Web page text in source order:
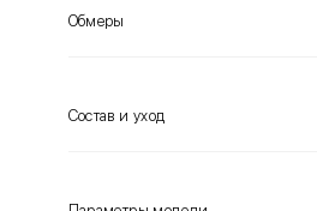
Обмеры
Состав и уход